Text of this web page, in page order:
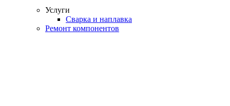
Услуги
Сварка и наплавка
Ремонт компонентов